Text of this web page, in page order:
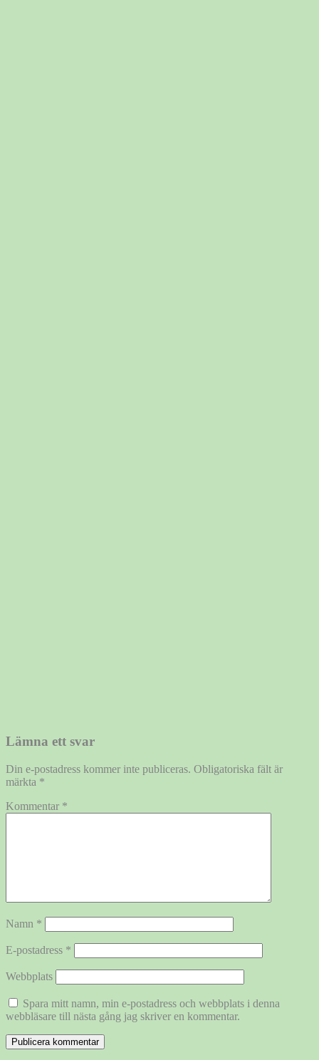
Lämna ett svar
Din e-postadress kommer inte publiceras. Obligatoriska fält är
märkta *
Kommentar *
Namn *
E-postadress *
Webbplats
Spara mitt namn, min e-postadress och webbplats i denna
webbläsare till nästa gång jag skriver en kommentar.